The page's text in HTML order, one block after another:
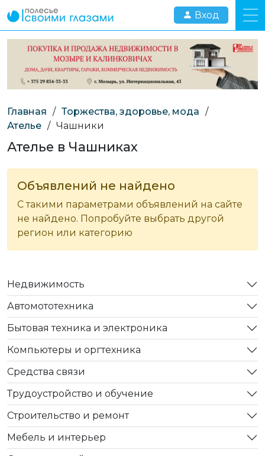
Вход
Главная / Торжества, здоровье, мода /
Ателье / Чашники
Ателье в Чашниках
Объявлений не найдено
С такими параметрами объявлений на сайте
не найдено. Попробуйте выбрать другой
регион или категорию
Недвижимость
Автомототехника
Бытовая техника и электроника
Компьютеры и оргтехника
Средства связи
Трудоустройство и обучение
Строительство и ремонт
Мебель и интерьер